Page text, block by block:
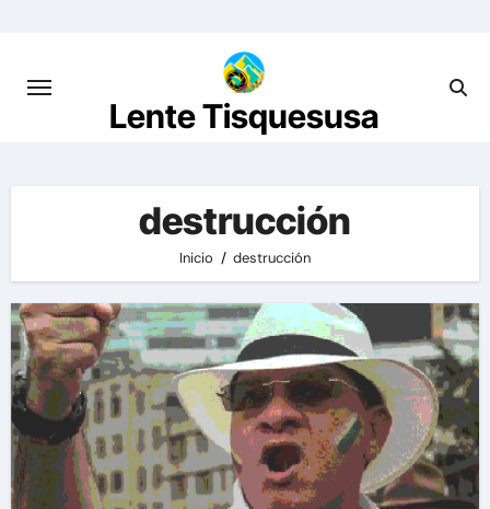
contenido
Lente Tisquesusa
destrucción
Inicio destrucción